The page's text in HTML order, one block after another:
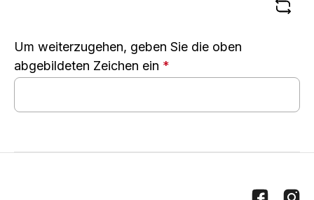
Um weiterzugehen, geben Sie die oben
abgebildeten Zeichen ein *